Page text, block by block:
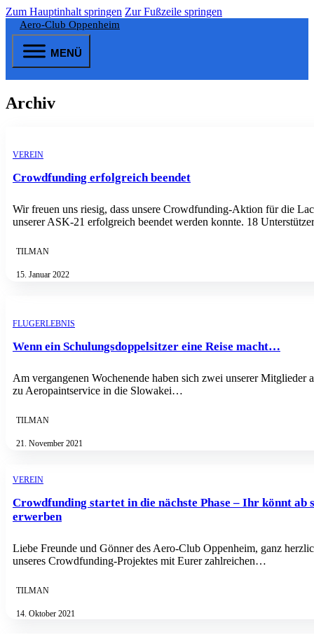
Zum Hauptinhalt springen Zur Fußzeile springen
Aero-Club Oppenheim
MENÜ
Archiv
VEREIN
Crowdfunding erfolgreich beendet
Wir freuen uns riesig, dass unsere Crowdfunding-Aktion für die
unserer ASK-21 erfolgreich beendet werden konnte. 18
TILMAN
15. Januar 2022
FLUGERLEBNIS
Wenn ein Schulungsdoppelsitzer eine Reise macht…
Am vergangenen Wochenende haben sich zwei unserer Mitglieder
zu Aeropaintservice in die Slowakei…
TILMAN
21. November 2021
VEREIN
Crowdfunding startet in die nächste Phase – Ihr könnt ab
erwerben
Liebe Freunde und Gönner des Aero-Club Oppenheim, ganz
unseres Crowdfunding-Projektes mit Eurer zahlreichen…
TILMAN
14. Oktober 2021